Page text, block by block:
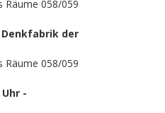
Räume 058/059
Denkfabrik der
Räume 058/059
-